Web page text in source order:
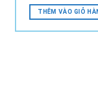
THÊM VÀO GIỎ